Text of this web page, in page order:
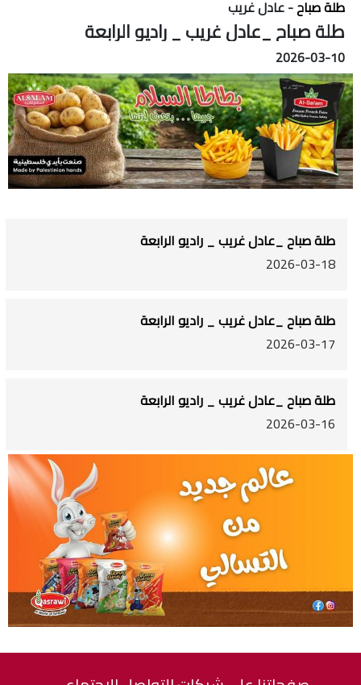
طلة صباح- عادل غريب
طلة صباح _عادل غريب _ راديو الرابعة
2026-03-10
طلة صباح _عادل غريب _ راديو الرابعة
2026-03-18
طلة صباح _عادل غريب _ راديو الرابعة
2026-03-17
طلة صباح _عادل غريب _ راديو الرابعة
2026-03-16